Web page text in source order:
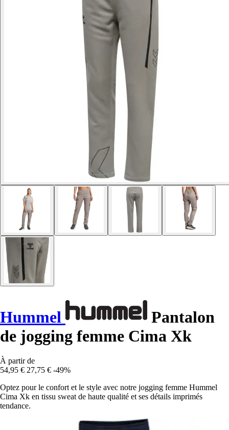
Hummel
Pantalon
de jogging femme Cima Xk
À partir de
54,95 € 27,75 € -49%
Optez pour le confort et le style avec notre jogging femme Hummel
Cima Xk en tissu sweat de haute qualité et ses détails imprimés
tendance.